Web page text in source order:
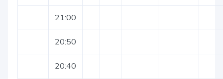
21:00
20:50
20:40